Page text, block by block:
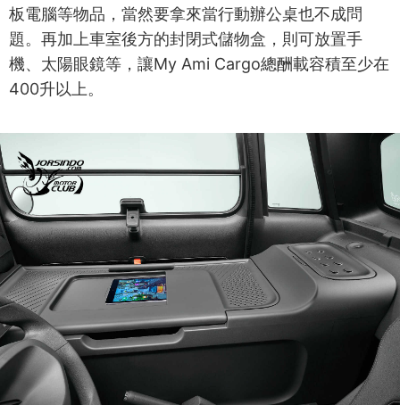
板電腦等物品，當然要拿來當行動辦公桌也不成問
題。再加上車室後方的封閉式儲物盒，則可放置手
機、太陽眼鏡等，讓My Ami Cargo總酬載容積至少在
400升以上。